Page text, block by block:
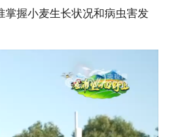
掌握小麦生长状况和病虫害发